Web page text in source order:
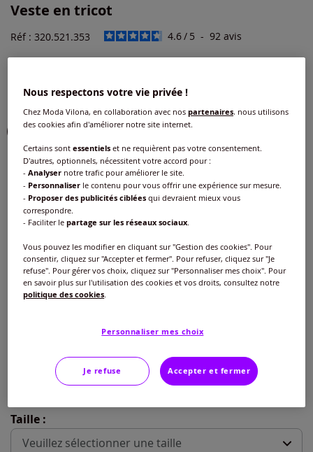
Veste en tricot
Réf : 320.521.353 4.6/ 5 - 92 avis
Choisir une couleur :
Taille :
Veuillez sélectionner une taille
Nous respectons votre vie privée !
Chez Moda Vilona, en collaboration avec nospartenaires, nous utilisons
des cookies afin d'améliorer notre site internet.
Certains sontessentiels et ne requièrent pas votre consentement.
D'autres, optionnels, nécessitent votre accord pour :
-Analyser notre trafic pour améliorer le site.
- Personnaliser le contenu pour vous offrir une expérience sur mesure.
- Proposer des publicités ciblées qui devraient mieux vous
correspondre.
- Faciliter lepartage sur les réseaux sociaux
Vous pouvez les modifier en cliquant sur "Gestion des cookies". Pour
consentir, cliquez sur "Accepter et fermer". Pour refuser, cliquez sur "Je
refuse". Pour gérer vos choix, cliquez sur "Personnaliser mes choix". Pour
en savoir plus sur l'utilisation des cookies et vos droits, consultez notre
politique des cookies
Personnaliser mes choix
Je refuse Accepter et fermer